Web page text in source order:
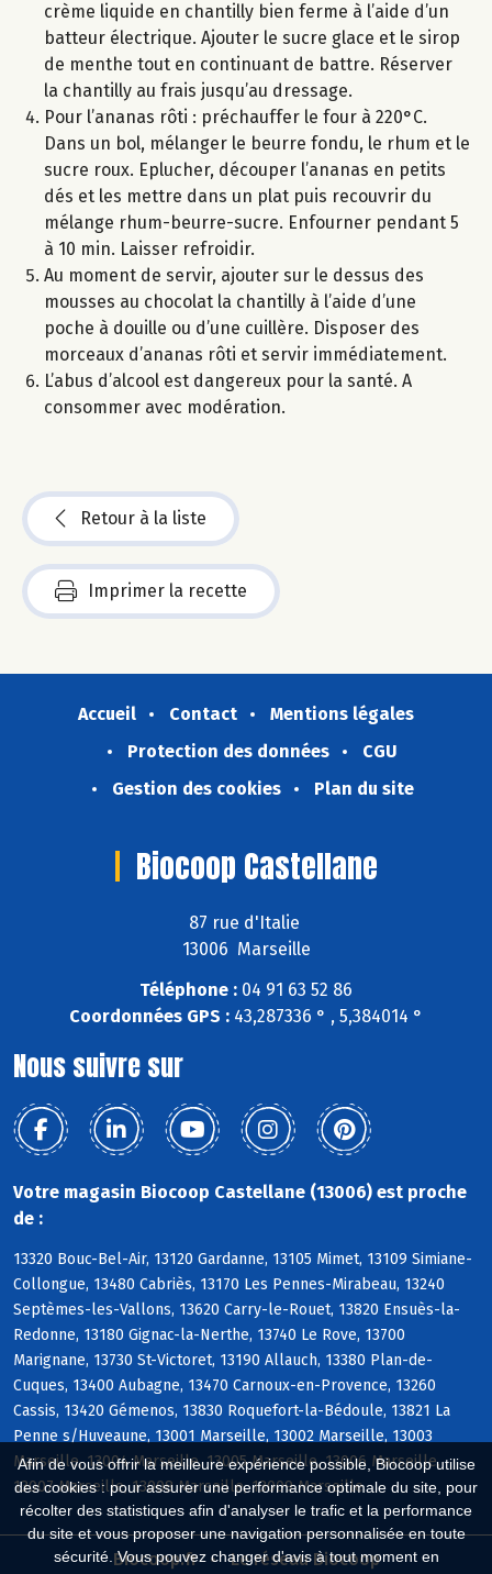
Afin de vous offrir la meilleure expérience possible, Biocoop utilise
des cookies : pour assurer une performance optimale du site, pour
récolter des statistiques afin d'analyser le trafic et la performance
du site et vous proposer une navigation personnalisée en toute
sécurité. Vous pouvez changer d'avis à tout moment en
crème liquide en chantilly bien ferme à l’aide d’un
batteur électrique. Ajouter le sucre glace et le sirop
de menthe tout en continuant de battre. Réserver
la chantilly au frais jusqu’au dressage.
Pour l’ananas rôti : préchauffer le four à 220°C.
Dans un bol, mélanger le beurre fondu, le rhum et le
sucre roux. Eplucher, découper l’ananas en petits
dés et les mettre dans un plat puis recouvrir du
mélange rhum-beurre-sucre. Enfourner pendant 5
à 10 min. Laisser refroidir.
Au moment de servir, ajouter sur le dessus des
mousses au chocolat la chantilly à l’aide d’une
poche à douille ou d’une cuillère. Disposer des
morceaux d’ananas rôti et servir immédiatement.
L’abus d’alcool est dangereux pour la santé. A
consommer avec modération.
Retour à la liste
Imprimer la recette
Accueil Contact
Mentions légales
Protection des données
CGU
Gestion des cookies
Plan du site
Biocoop Castellane
87 rue d'Italie
13006 Marseille
Téléphone : 04 91 63 52 86
Coordonnées GPS : 43,287336 ° , 5,384014 °
Nous suivre sur
Votre magasin Biocoop Castellane (13006) est proche
de :
13320 Bouc-Bel-Air, 13120 Gardanne, 13105 Mimet, 13109 Simiane-
Collongue, 13480 Cabriès, 13170 Les Pennes-Mirabeau, 13240
Septèmes-les-Vallons, 13620 Carry-le-Rouet, 13820 Ensuès-la-
Redonne, 13180 Gignac-la-Nerthe, 13740 Le Rove, 13700
Marignane, 13730 St-Victoret, 13190 Allauch, 13380 Plan-de-
Cuques, 13400 Aubagne, 13470 Carnoux-en-Provence, 13260
Cassis, 13420 Gémenos, 13830 Roquefort-la-Bédoule, 13821 La
Penne s/Huveaune, 13001 Marseille, 13002 Marseille, 13003
Marseille, 13004 Marseille, 13005 Marseille, 13006 Marseille,
13007 Marseille, 13008 Marseille, 13009 Marseille
Biocoop.fr Le réseau Biocoop